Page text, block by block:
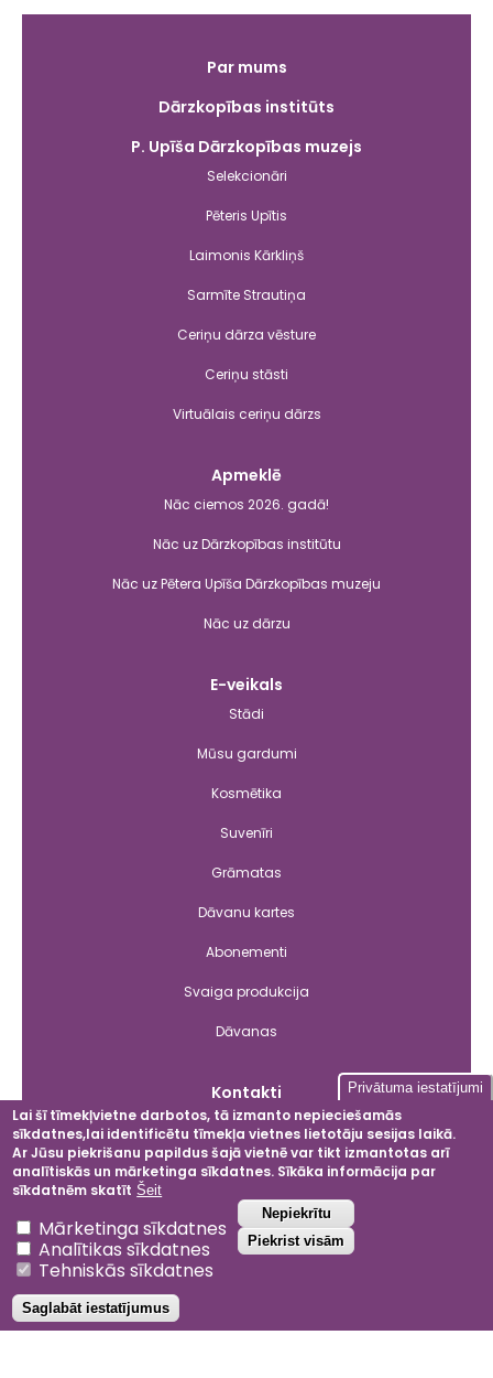
Par mums
Dārzkopības institūts
P. Upīša Dārzkopības muzejs
Selekcionāri
Pēteris Upītis
Laimonis Kārkliņš
Sarmīte Strautiņa
Ceriņu dārza vēsture
Ceriņu stāsti
Virtuālais ceriņu dārzs
Apmeklē
Nāc ciemos 2026. gadā!
Nāc uz Dārzkopības institūtu
Nāc uz Pētera Upīša Dārzkopības muzeju
Nāc uz dārzu
E-veikals
Stādi
Mūsu gardumi
Kosmētika
Suvenīri
Grāmatas
Dāvanu kartes
Abonementi
Svaiga produkcija
Dāvanas
Kontakti
Facebook
Instagram
LinkedIn
2024 © Dobeles ceriņi
Privātuma politika
Noteikumi un nosacījumi
Privātuma iestatījumi
Lai šī tīmekļvietne darbotos, tā izmanto nepieciešamās
sīkdatnes,lai identificētu tīmekļa vietnes lietotāju sesijas laikā.
Ar Jūsu piekrišanu papildus šajā vietnē var tikt izmantotas arī
analītiskās un mārketinga sīkdatnes. Sīkāka informācija par
sīkdatnēm skatīt Šeit
Mārketinga sīkdatnes
Analītikas sīkdatnes
Tehniskās sīkdatnes
Saglabāt iestatījumus
Nepiekrītu
Piekrist visām
Atsaukt piekrišanu